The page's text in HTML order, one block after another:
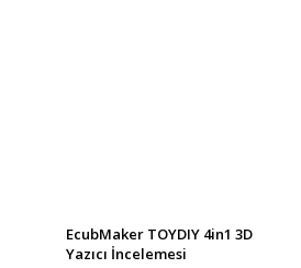
EcubMaker TOYDIY 4in1 3D
Yazıcı İncelemesi